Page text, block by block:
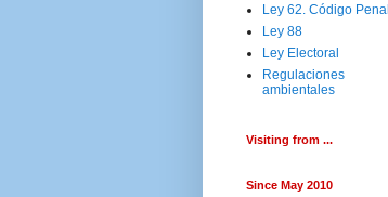
Ley 62. Código Penal
Ley 88
Ley Electoral
Regulaciones
ambientales
Visiting from ...
Since May 2010